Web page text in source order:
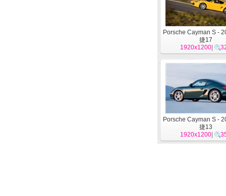
Porsche Cayman S -
捷17
1920x1200
Porsche Cayman S -
捷13
1920x1200